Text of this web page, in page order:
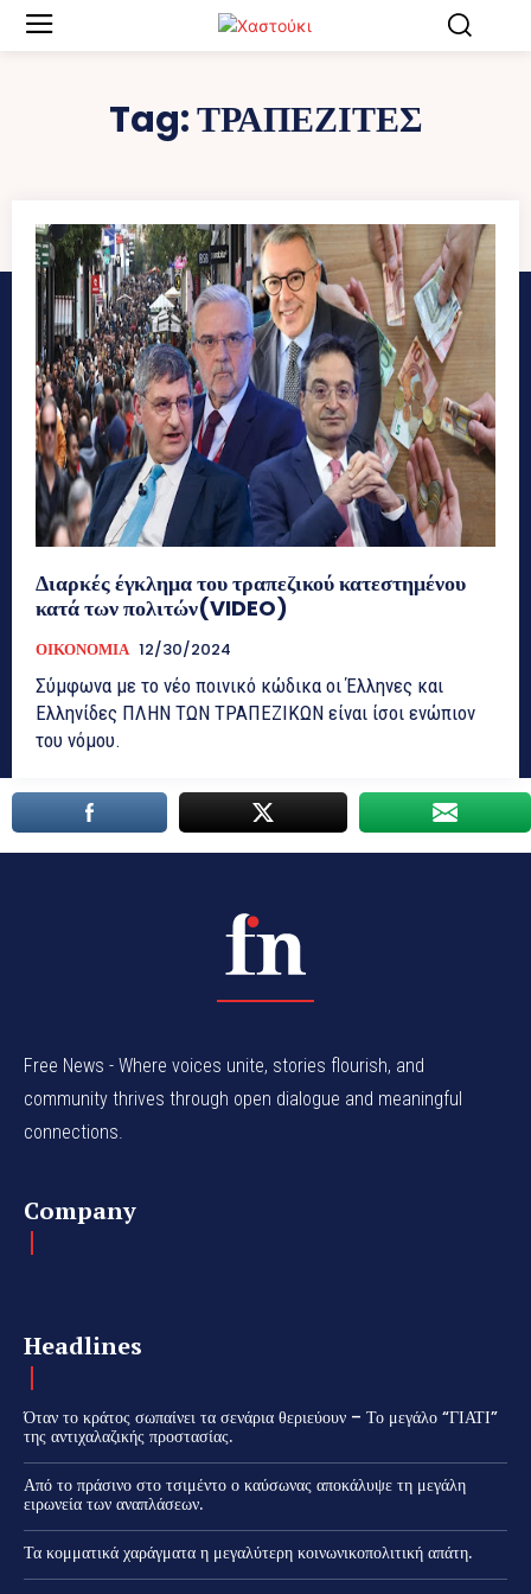
Tag:ΤΡΑΠΕΖΙΤΕΣ
Διαρκές έγκλημα του τραπεζικού κατεστημένου
κατά των πολιτών(VIDEO)
ΟΙΚΟΝΟΜΙΑ 12/30/2024
Σύμφωνα με το νέο ποινικό κώδικα οι Έλληνες και
Ελληνίδες ΠΛΗΝ ΤΩΝ ΤΡΑΠΕΖΙΚΩΝ είναι ίσοι ενώπιον
του νόμου.
Free News - Where voices unite, stories flourish, and
community thrives through open dialogue and meaningful
connections.
Company
Headlines
Όταν το κράτος σωπαίνει τα σενάρια θεριεύουν – Το μεγάλο “ΓΙΑΤΙ”
της αντιχαλαζικής προστασίας.
Από το πράσινο στο τσιμέντο ο καύσωνας αποκάλυψε τη μεγάλη
ειρωνεία των αναπλάσεων.
Τα κομματικά χαράγματα η μεγαλύτερη κοινωνικοπολιτική απάτη.